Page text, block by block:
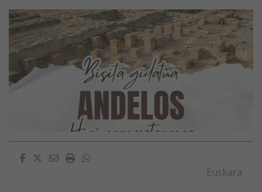
Facebook
Twitter
EmailImprimirWhatsapp
Euskara